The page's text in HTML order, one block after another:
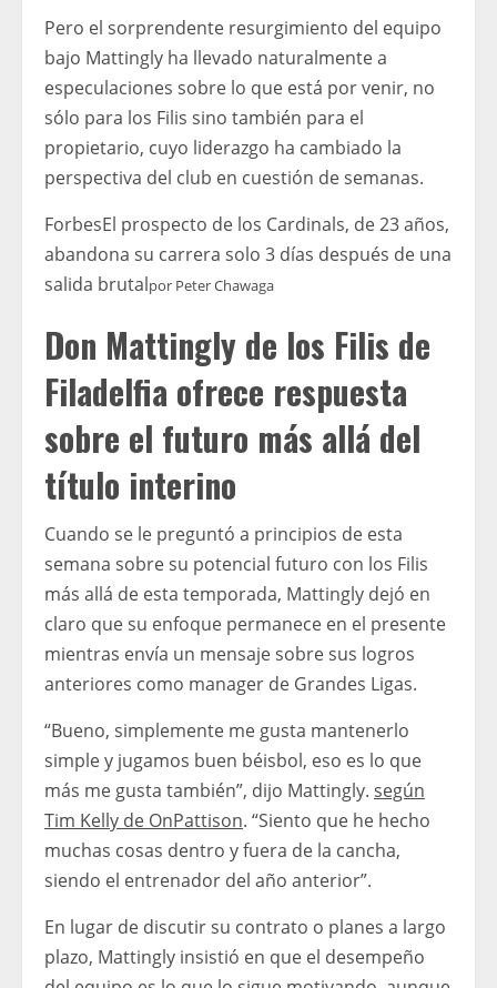
Pero el sorprendente resurgimiento del equipo
bajo Mattingly ha llevado naturalmente a
especulaciones sobre lo que está por venir, no
sólo para los Filis sino también para el
propietario, cuyo liderazgo ha cambiado la
perspectiva del club en cuestión de semanas.
ForbesEl prospecto de los Cardinals, de 23 años,
abandona su carrera solo 3 días después de una
salida brutalpor Peter Chawaga
Don Mattingly de los Filis de
Filadelfia ofrece respuesta
sobre el futuro más allá del
título interino
Cuando se le preguntó a principios de esta
semana sobre su potencial futuro con los Filis
más allá de esta temporada, Mattingly dejó en
claro que su enfoque permanece en el presente
mientras envía un mensaje sobre sus logros
anteriores como manager de Grandes Ligas.
“Bueno, simplemente me gusta mantenerlo
simple y jugamos buen béisbol, eso es lo que
más me gusta también”, dijo Mattingly. según
Tim Kelly de OnPattison. “Siento que he hecho
muchas cosas dentro y fuera de la cancha,
siendo el entrenador del año anterior”.
En lugar de discutir su contrato o planes a largo
plazo, Mattingly insistió en que el desempeño